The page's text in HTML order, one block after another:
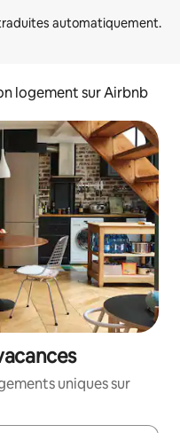
logement sur Airbnb
uniques sur